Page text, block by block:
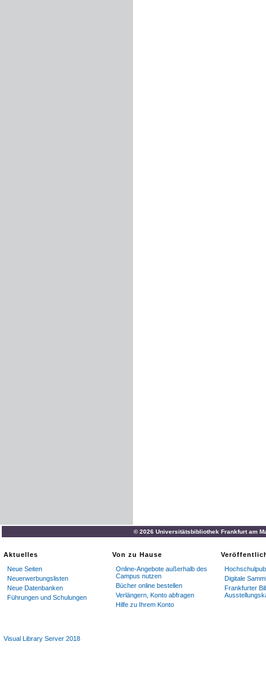
© 2026 Universitätsbibliothek Frankfurt am
Aktuelles
Neue Seiten
Neuerwerbungslisten
Neue Datenbanken
Führungen und Schulungen
Von zu Hause
Online-Angebote außerhalb des
Campus nutzen
Bücher online bestellen
Verlängern, Konto abfragen
Hilfe zu Ihrem Konto
Digitale
Frankfurter
Visual Library Server 2018